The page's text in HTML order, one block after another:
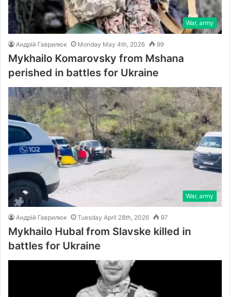
War, army
Андрій Гаврилюк Monday May 4th, 2026 99
Mykhailo Komarovsky from Mshana
perished in battles for Ukraine
War, army
Андрій Гаврилюк Tuesday April 28th, 2026 97
Mykhailo Hubal from Slavske killed in
battles for Ukraine